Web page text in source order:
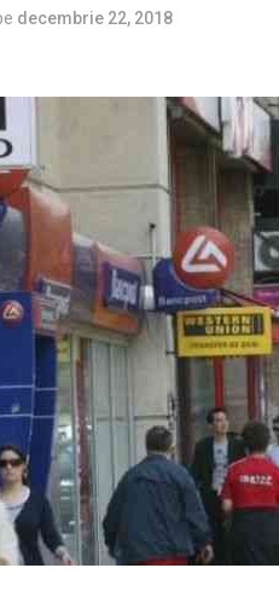
decembrie 22, 2018